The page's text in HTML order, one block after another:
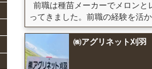
前職は種苗メーカーでメロンと
ってきました。前職の経験を活
㈱アグリネット刈羽